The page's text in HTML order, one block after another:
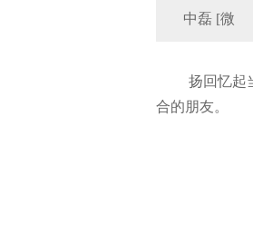
中磊 [微
扬回忆起
合的朋友。